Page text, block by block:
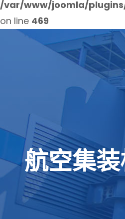
/var/www/joomla/
on line 469
航空集